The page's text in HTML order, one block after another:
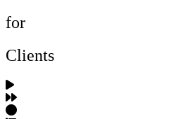
for
Clients